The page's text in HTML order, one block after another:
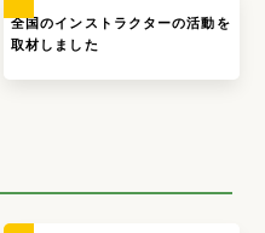
全国のインストラクターの活動を
取材しました